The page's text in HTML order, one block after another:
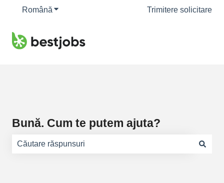
Română Afișare submeniu pentru traduceriTrimitere solicitare
Bună. Cum te putem ajuta?